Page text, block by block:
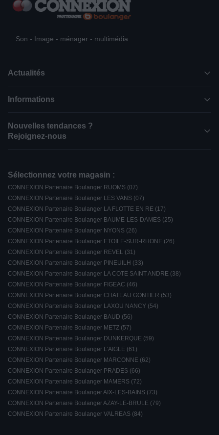
Son - Image - ménager - multimédia
Actualités
Informations
Nouvelles tendances ?
Rejoignez-nous
Sélectionnez votre magasin :
CONNEXION Partenaire Boulanger RUOMS (07)
CONNEXION Partenaire Boulanger LES VANS (07)
CONNEXION Partenaire Boulanger LA FLOTTE EN RE (17)
CONNEXION Partenaire Boulanger BAUME-LES-DAMES (25)
CONNEXION Partenaire Boulanger NYONS (26)
CONNEXION Partenaire Boulanger ETOILE-SUR-RHONE (26)
CONNEXION Partenaire Boulanger REVEL (31)
CONNEXION Partenaire Boulanger PINEUILH (33)
CONNEXION Partenaire Boulanger LA COTE SAINT ANDRE (38)
CONNEXION Partenaire Boulanger FIGEAC (46)
CONNEXION Partenaire Boulanger CHATEAU GONTIER (53)
CONNEXION Partenaire Boulanger LAXOU NANCY (54)
CONNEXION Partenaire Boulanger BAUD (56)
CONNEXION Partenaire Boulanger METZ (57)
CONNEXION Partenaire Boulanger DUNKERQUE (59)
CONNEXION Partenaire Boulanger L'AIGLE (61)
CONNEXION Partenaire Boulanger MARCONNE (62)
CONNEXION Partenaire Boulanger PRADES (66)
CONNEXION Partenaire Boulanger MAMERS (72)
CONNEXION Partenaire Boulanger AIX-LES-BAINS (73)
CONNEXION Partenaire Boulanger AZAY-LE-BRULE (79)
CONNEXION Partenaire Boulanger VALREAS (84)